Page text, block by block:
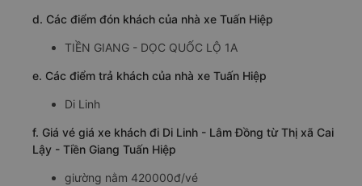
d. Các điểm đón khách của nhà xe Tuấn Hiệp
TIỀN GIANG - DỌC QUỐC LỘ 1A
e. Các điểm trả khách của nhà xe Tuấn Hiệp
Di Linh
f. Giá vé giá xe khách đi Di Linh - Lâm Đồng từ Thị xã Cai
Lậy - Tiền Giang Tuấn Hiệp
giường nằm 420000đ/vé